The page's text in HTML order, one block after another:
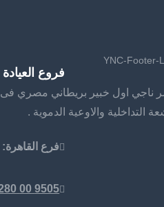
ناجي اول خبير بريطاني مصري فى
التداخلية والاوعية الدموية .
فروع العيادة
فرع القاهرة: 35 عمارات العبور - الدور 24
9505 00 280 201+